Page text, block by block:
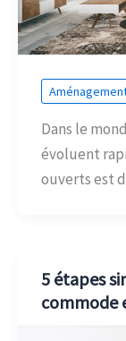
Dans le
évoluent
ouverts est
5 étapes
commode